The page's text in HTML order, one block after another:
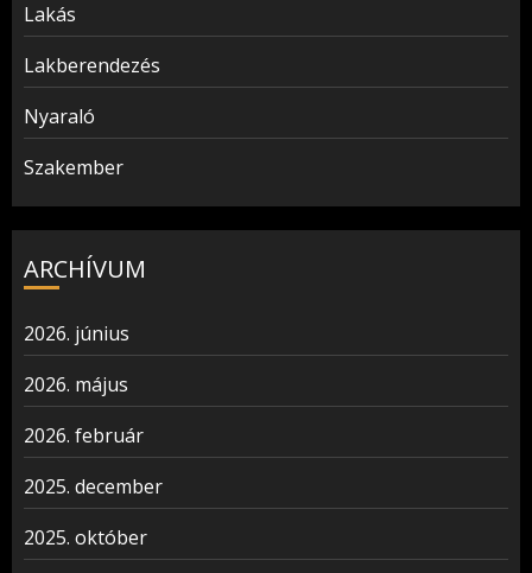
Lakás
Lakberendezés
Nyaraló
Szakember
ARCHÍVUM
2026. június
2026. május
2026. február
2025. december
2025. október